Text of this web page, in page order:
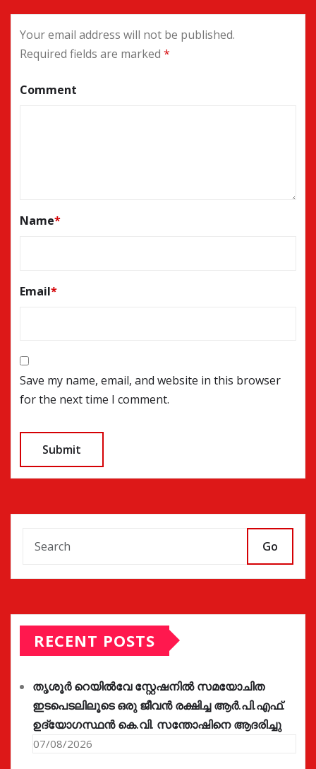
Your email address will not be published.
Required fields are marked *
Comment
Name*
Email*
Save my name, email, and website in this browser
for the next time I comment.
Go
RECENT POSTS
തൃശൂർ റെയിൽവേ സ്റ്റേഷനിൽ സമയോചിത
ഇടപെടലിലൂടെ ഒരു ജീവൻ രക്ഷിച്ച ആർ.പി.എഫ്.
ഉദ്യോഗസ്ഥൻ കെ.വി. സന്തോഷിനെ ആദരിച്ചു
07/08/2026